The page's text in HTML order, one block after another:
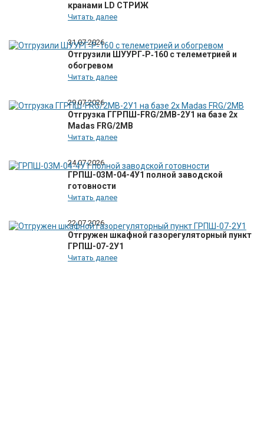
кранами LD СТРИЖ
Читать далее
31.07.2026
Отгрузили ШУУРГ‑Р‑160 с телеметрией и
обогревом
Читать далее
29.07.2026
Отгрузка ГГРПШ-FRG/2MB-2У1 на базе 2х
Madas FRG/2MB
Читать далее
24.07.2026
ГРПШ-03М-04-4У1 полной заводской
готовности
Читать далее
22.07.2026
Отгружен шкафной газорегуляторный пункт
ГРПШ-07-2У1
Читать далее